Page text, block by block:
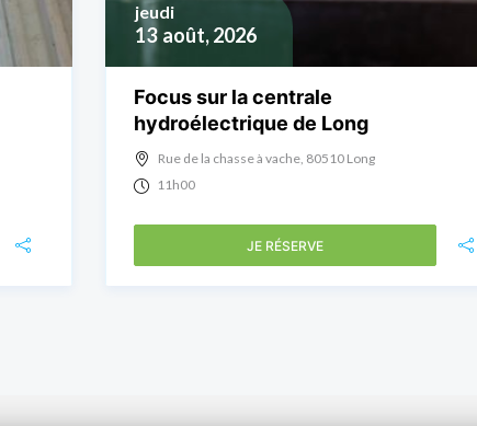
13 août, 2026
jeudi
Focus sur la centrale
hydroélectrique de Long
Rue de la chasse à vache, 80510 Long
11h00
JE RÉSERVE